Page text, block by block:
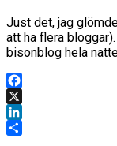
Just det, jag
att ha flera
bisonblog hela
Facebook
X
LinkedIn